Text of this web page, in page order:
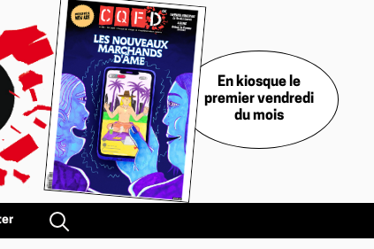
En kiosque le
premier vendredi
du mois